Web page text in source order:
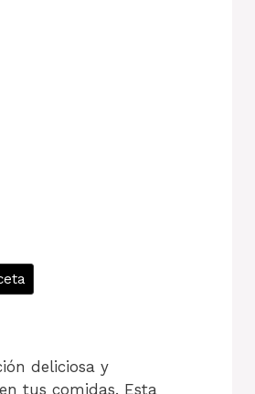
deliciosa y
tus comidas. Esta